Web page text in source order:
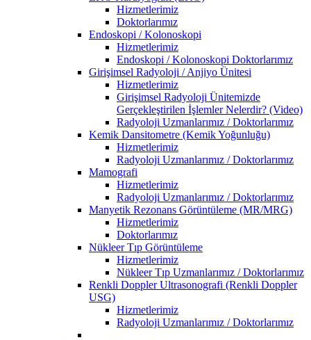
Hizmetlerimiz
Doktorlarımız
Endoskopi / Kolonoskopi
Hizmetlerimiz
Endoskopi / Kolonoskopi Doktorlarımız
Girişimsel Radyoloji / Anjiyo Ünitesi
Hizmetlerimiz
Girişimsel Radyoloji Ünitemizde
Gerçekleştirilen İşlemler Nelerdir? (Video)
Radyoloji Uzmanlarımız / Doktorlarımız
Kemik Dansitometre (Kemik Yoğunluğu)
Hizmetlerimiz
Radyoloji Uzmanlarımız / Doktorlarımız
Mamografi
Hizmetlerimiz
Radyoloji Uzmanlarımız / Doktorlarımız
Manyetik Rezonans Görüntüleme (MR/MRG)
Hizmetlerimiz
Doktorlarımız
Nükleer Tıp Görüntüleme
Hizmetlerimiz
Nükleer Tıp Uzmanlarımız / Doktorlarımız
Renkli Doppler Ultrasonografi (Renkli Doppler
USG)
Hizmetlerimiz
Radyoloji Uzmanlarımız / Doktorlarımız